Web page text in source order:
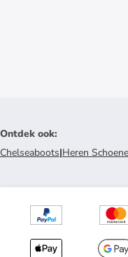
Ontdek ook:
Chelseaboots|Heren